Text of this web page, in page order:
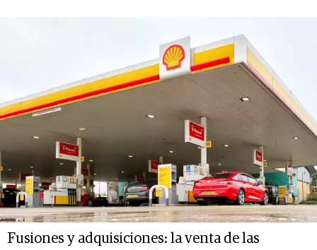
Fusiones y adquisiciones: la venta de las